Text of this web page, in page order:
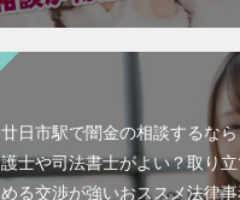
廿日市駅で闇金の相談するな
護士や司法書士がよい？取り立
める交渉が強いおススメ法律